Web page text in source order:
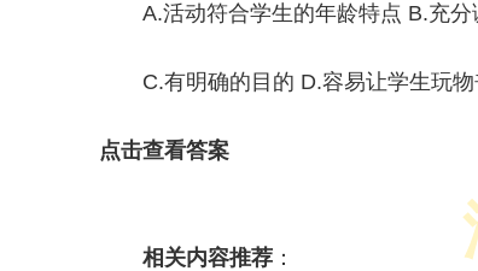
A.活动符合学生的年龄特点 B.充
C.有明确的目的 D.容易让学生玩
点击查看答案
相关内容推荐 ：